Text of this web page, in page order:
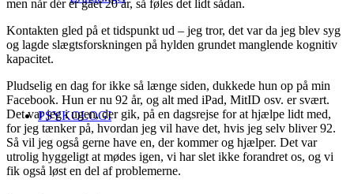
PSYKOLOGI
men når der er gået 20 år, så føles det lidt sådan.
Kontakten gled på et tidspunkt ud – jeg tror, det var da jeg blev syg
og lagde slægtsforskningen på hylden grundet manglende kognitiv
kapacitet.
Pludselig en dag for ikke så længe siden, dukkede hun op på min
Facebook. Hun er nu 92 år, og alt med iPad, MitID osv. er svært.
Det var jeg i ugen, der gik, på en dagsrejse for at hjælpe lidt med,
for jeg tænker på, hvordan jeg vil have det, hvis jeg selv bliver 92.
Så vil jeg også gerne have en, der kommer og hjælper. Det var
utrolig hyggeligt at mødes igen, vi har slet ikke forandret os, og vi
fik også løst en del af problemerne.